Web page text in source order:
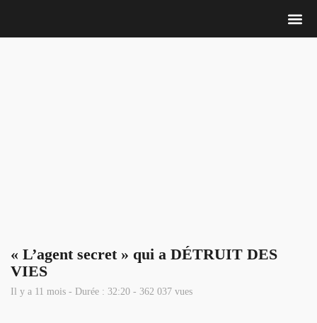
« L’agent secret » qui a DÉTRUIT DES
VIES
Il y a 11 mois - Durée : 32:20 - 362 037 vues